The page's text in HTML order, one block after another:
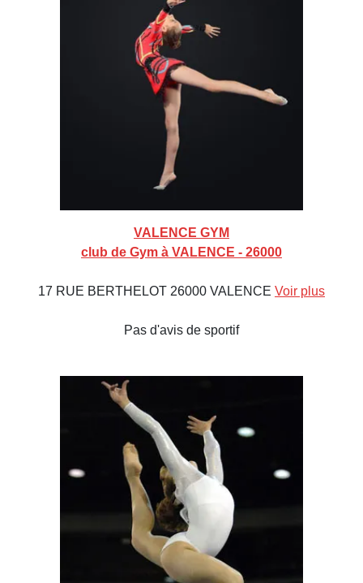
VALENCE GYM
club de Gym à VALENCE - 26000
17 RUE BERTHELOT 26000 VALENCE Voir plus
Pas d'avis de sportif